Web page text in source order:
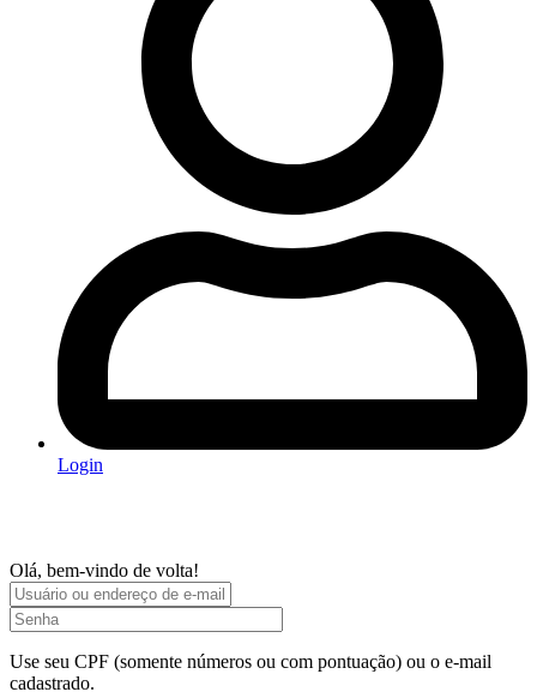
Login
Olá, bem-vindo de volta!
Use seu CPF (somente números ou com pontuação) ou o e-mail
cadastrado.